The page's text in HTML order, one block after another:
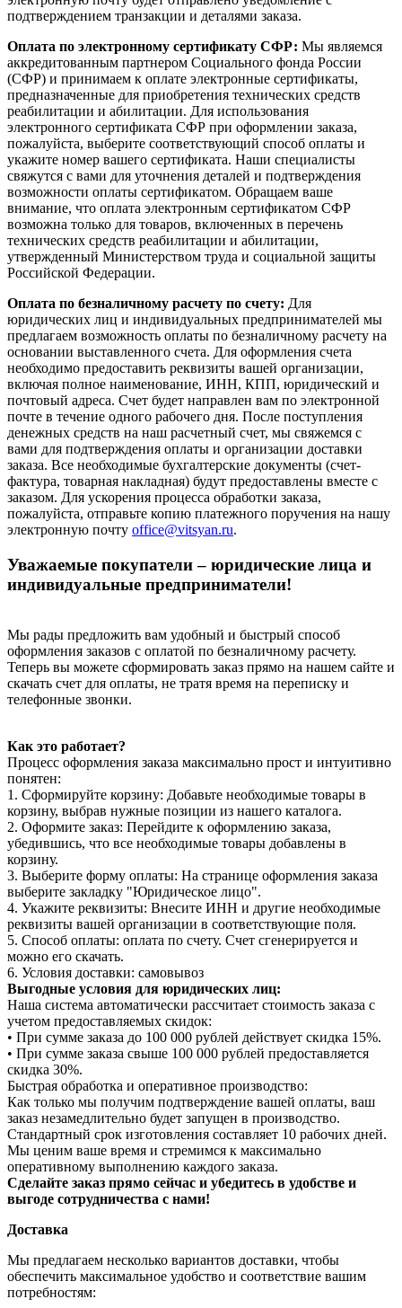
подтверждением транзакции и деталями заказа.
Оплата по электронному сертификату СФР: Мы являемся
аккредитованным партнером Социального фонда России
(СФР) и принимаем к оплате электронные сертификаты,
предназначенные для приобретения технических средств
реабилитации и абилитации. Для использования
электронного сертификата СФР при оформлении заказа,
пожалуйста, выберите соответствующий способ оплаты и
укажите номер вашего сертификата. Наши специалисты
свяжутся с вами для уточнения деталей и подтверждения
возможности оплаты сертификатом. Обращаем ваше
внимание, что оплата электронным сертификатом СФР
возможна только для товаров, включенных в перечень
технических средств реабилитации и абилитации,
утвержденный Министерством труда и социальной защиты
Российской Федерации.
Оплата по безналичному расчету по счету: Для
юридических лиц и индивидуальных предпринимателей мы
предлагаем возможность оплаты по безналичному расчету на
основании выставленного счета. Для оформления счета
необходимо предоставить реквизиты вашей организации,
включая полное наименование, ИНН, КПП, юридический и
почтовый адреса. Счет будет направлен вам по электронной
почте в течение одного рабочего дня. После поступления
денежных средств на наш расчетный счет, мы свяжемся с
вами для подтверждения оплаты и организации доставки
заказа. Все необходимые бухгалтерские документы (счет-
фактура, товарная накладная) будут предоставлены вместе с
заказом. Для ускорения процесса обработки заказа,
пожалуйста, отправьте копию платежного поручения на нашу
электронную почту office@vitsyan.ru.
Уважаемые покупатели – юридические лица и
индивидуальные предприниматели!
Мы рады предложить вам удобный и быстрый способ
оформления заказов с оплатой по безналичному расчету.
Теперь вы можете сформировать заказ прямо на нашем сайте и
скачать счет для оплаты, не тратя время на переписку и
телефонные звонки.
Как это работает?
Процесс оформления заказа максимально прост и интуитивно
понятен:
1. Сформируйте корзину: Добавьте необходимые товары в
корзину, выбрав нужные позиции из нашего каталога.
2. Оформите заказ: Перейдите к оформлению заказа,
убедившись, что все необходимые товары добавлены в
корзину.
3. Выберите форму оплаты: На странице оформления заказа
выберите закладку "Юридическое лицо".
4. Укажите реквизиты: Внесите ИНН и другие необходимые
реквизиты вашей организации в соответствующие поля.
5. Способ оплаты: оплата по счету. Счет сгенерируется и
можно его скачать.
6. Условия доставки: самовывоз
Выгодные условия для юридических лиц:
Наша система автоматически рассчитает стоимость заказа с
учетом предоставляемых скидок:
• При сумме заказа до 100 000 рублей действует скидка 15%.
• При сумме заказа свыше 100 000 рублей предоставляется
скидка 30%.
Быстрая обработка и оперативное производство:
Как только мы получим подтверждение вашей оплаты, ваш
заказ незамедлительно будет запущен в производство.
Стандартный срок изготовления составляет 10 рабочих дней.
Мы ценим ваше время и стремимся к максимально
оперативному выполнению каждого заказа.
Сделайте заказ прямо сейчас и убедитесь в удобстве и
выгоде сотрудничества с нами!
Доставка
Мы предлагаем несколько вариантов доставки, чтобы
обеспечить максимальное удобство и соответствие вашим
потребностям: